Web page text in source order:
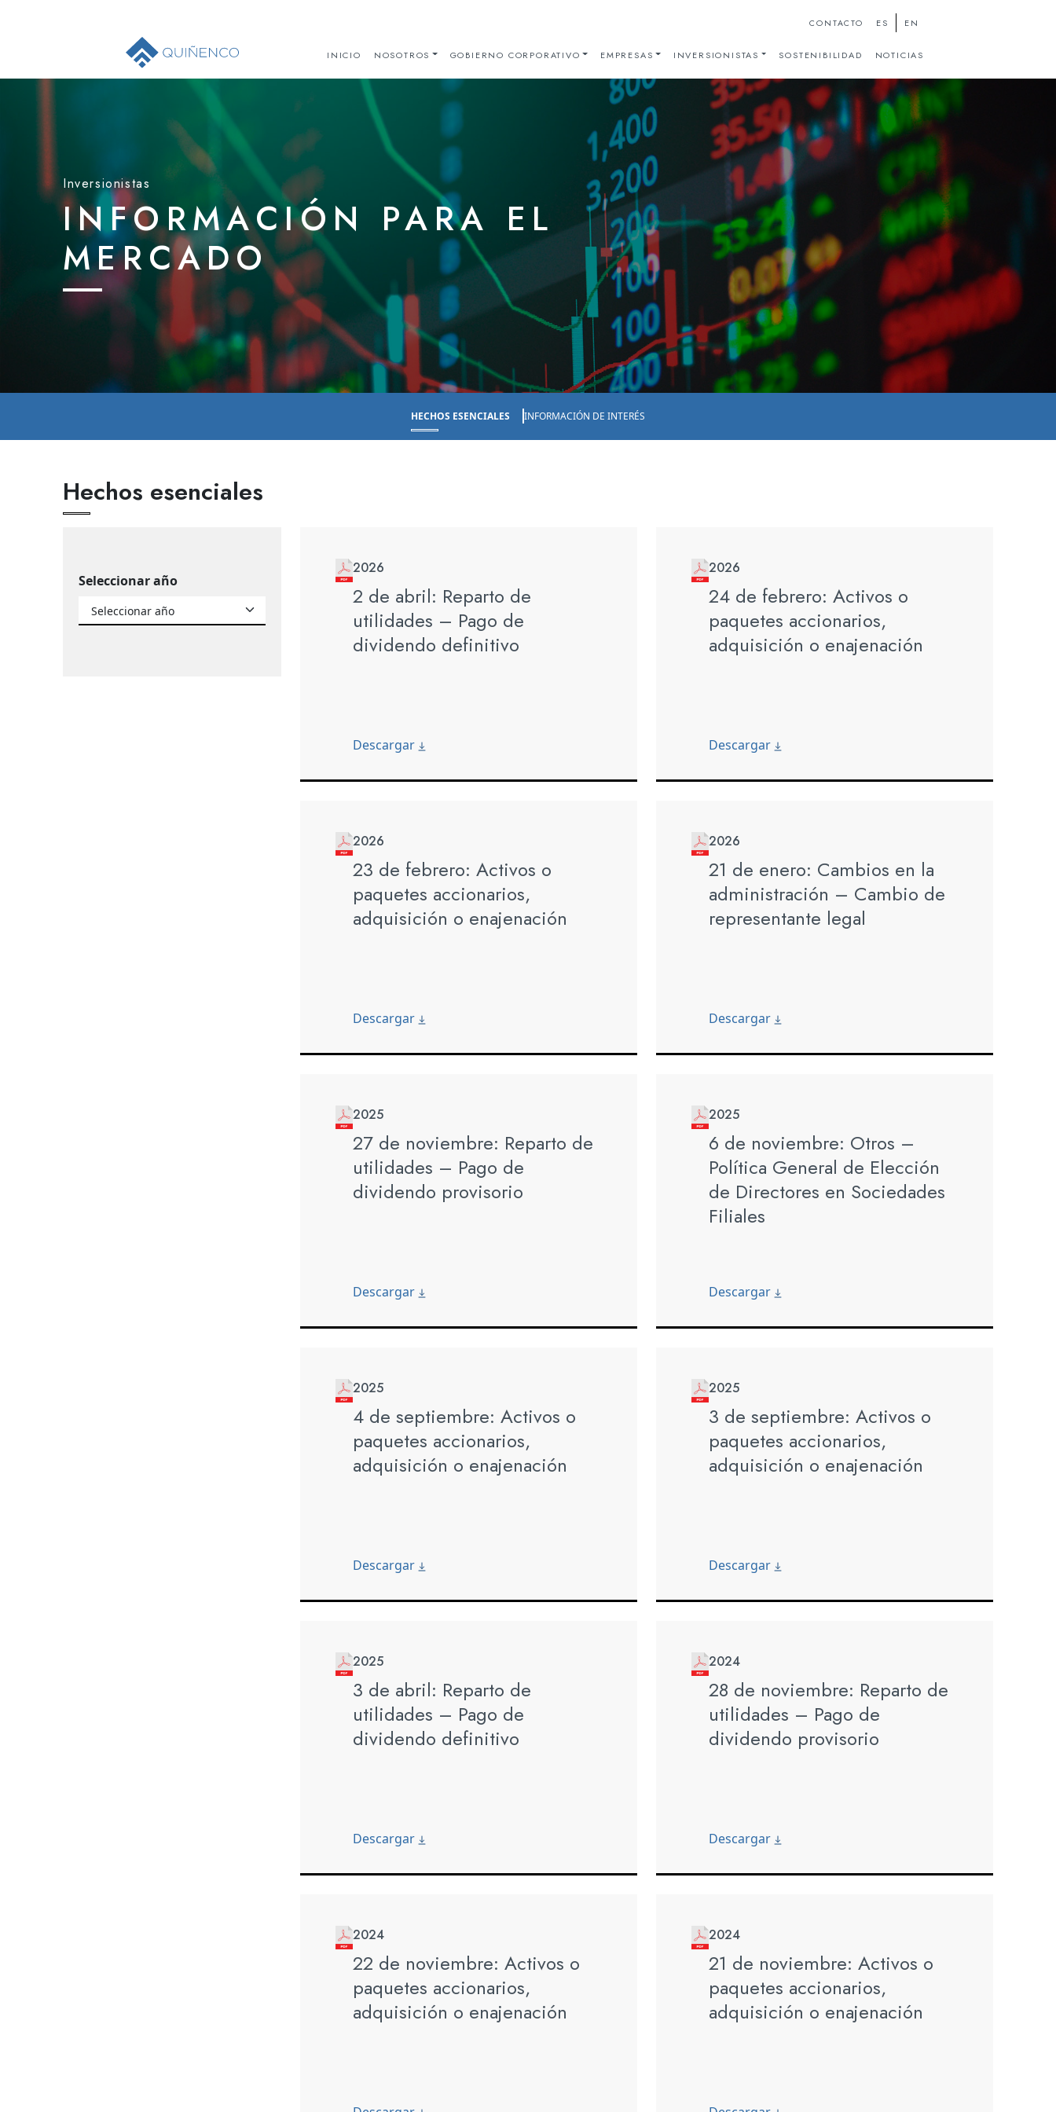
CONTACTO ES EN
INICIO NOSOTROS GOBIERNO CORPORATIVO EMPRESAS INVERSIONISTAS SOSTENIBILIDAD NOTICIAS
Inversionistas
INFORMACIÓN PARA EL
MERCADO
HECHOS ESENCIALES INFORMACIÓN DE INTERÉS
Hechos esenciales
Seleccionar año
2026
2 de abril: Reparto de
utilidades – Pago de
dividendo definitivo
Descargar
2026
24 de febrero: Activos o
paquetes accionarios,
adquisición o enajenación
Descargar
2026
23 de febrero: Activos o
paquetes accionarios,
adquisición o enajenación
Descargar
2026
21 de enero: Cambios en la
administración – Cambio de
representante legal
Descargar
2025
27 de noviembre: Reparto de
utilidades – Pago de
dividendo provisorio
Descargar
2025
6 de noviembre: Otros –
Política General de Elección
de Directores en Sociedades
Filiales
Descargar
2025
4 de septiembre: Activos o
paquetes accionarios,
adquisición o enajenación
Descargar
2025
3 de septiembre: Activos o
paquetes accionarios,
adquisición o enajenación
Descargar
2025
3 de abril: Reparto de
utilidades – Pago de
dividendo definitivo
Descargar
2024
28 de noviembre: Reparto de
utilidades – Pago de
dividendo provisorio
Descargar
2024
22 de noviembre: Activos o
paquetes accionarios,
adquisición o enajenación
2024
21 de noviembre: Activos o
paquetes accionarios,
adquisición o enajenación